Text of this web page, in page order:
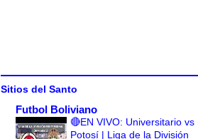
Sitios del Santo
Futbol Boliviano
🔴EN VIVO: Universitario vs
Potosí | Liga de la División